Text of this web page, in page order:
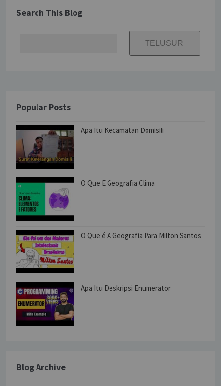
Search This Blog
Popular Posts
Apa Itu Kecamatan Domisili
O Que E Geografia Clima
O Que é A Geografia Para Milton Santos
Apa Itu Deskripsi Enumerator
Blog Archive